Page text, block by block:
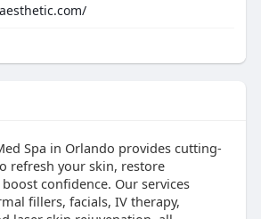
Spa in Orlando provides cutting-
refresh your skin, restore
confidence. Our services
fillers, facials, IV therapy,